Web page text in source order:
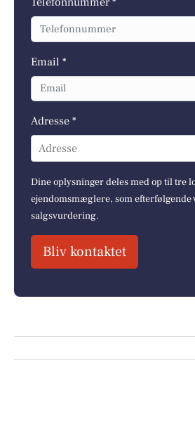
Email *
Adresse *
Adresse
Dine oplysninger deles med op til tre
ejendomsmæglere, som efterfølgende
salgsvurdering.
Bliv kontaktet